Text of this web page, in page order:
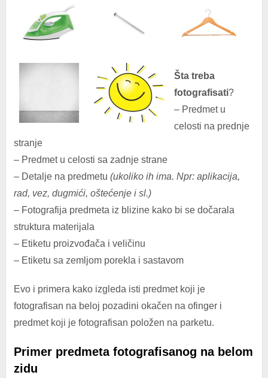
Šta treba
fotografisati?
– Predmet u
celosti na prednje
stranje
– Predmet u celosti sa zadnje strane
– Detalje na predmetu (ukoliko ih ima. Npr: aplikacija,
rad, vez, dugmići, oštećenje i sl.)
– Fotografija predmeta iz blizine kako bi se dočarala
struktura materijala
– Etiketu proizvođača i veličinu
– Etiketu sa zemljom porekla i sastavom
Evo i primera kako izgleda isti predmet koji je
fotografisan na beloj pozadini okačen na ofinger i
predmet koji je fotografisan položen na parketu.
Primer predmeta fotografisanog na belom
zidu